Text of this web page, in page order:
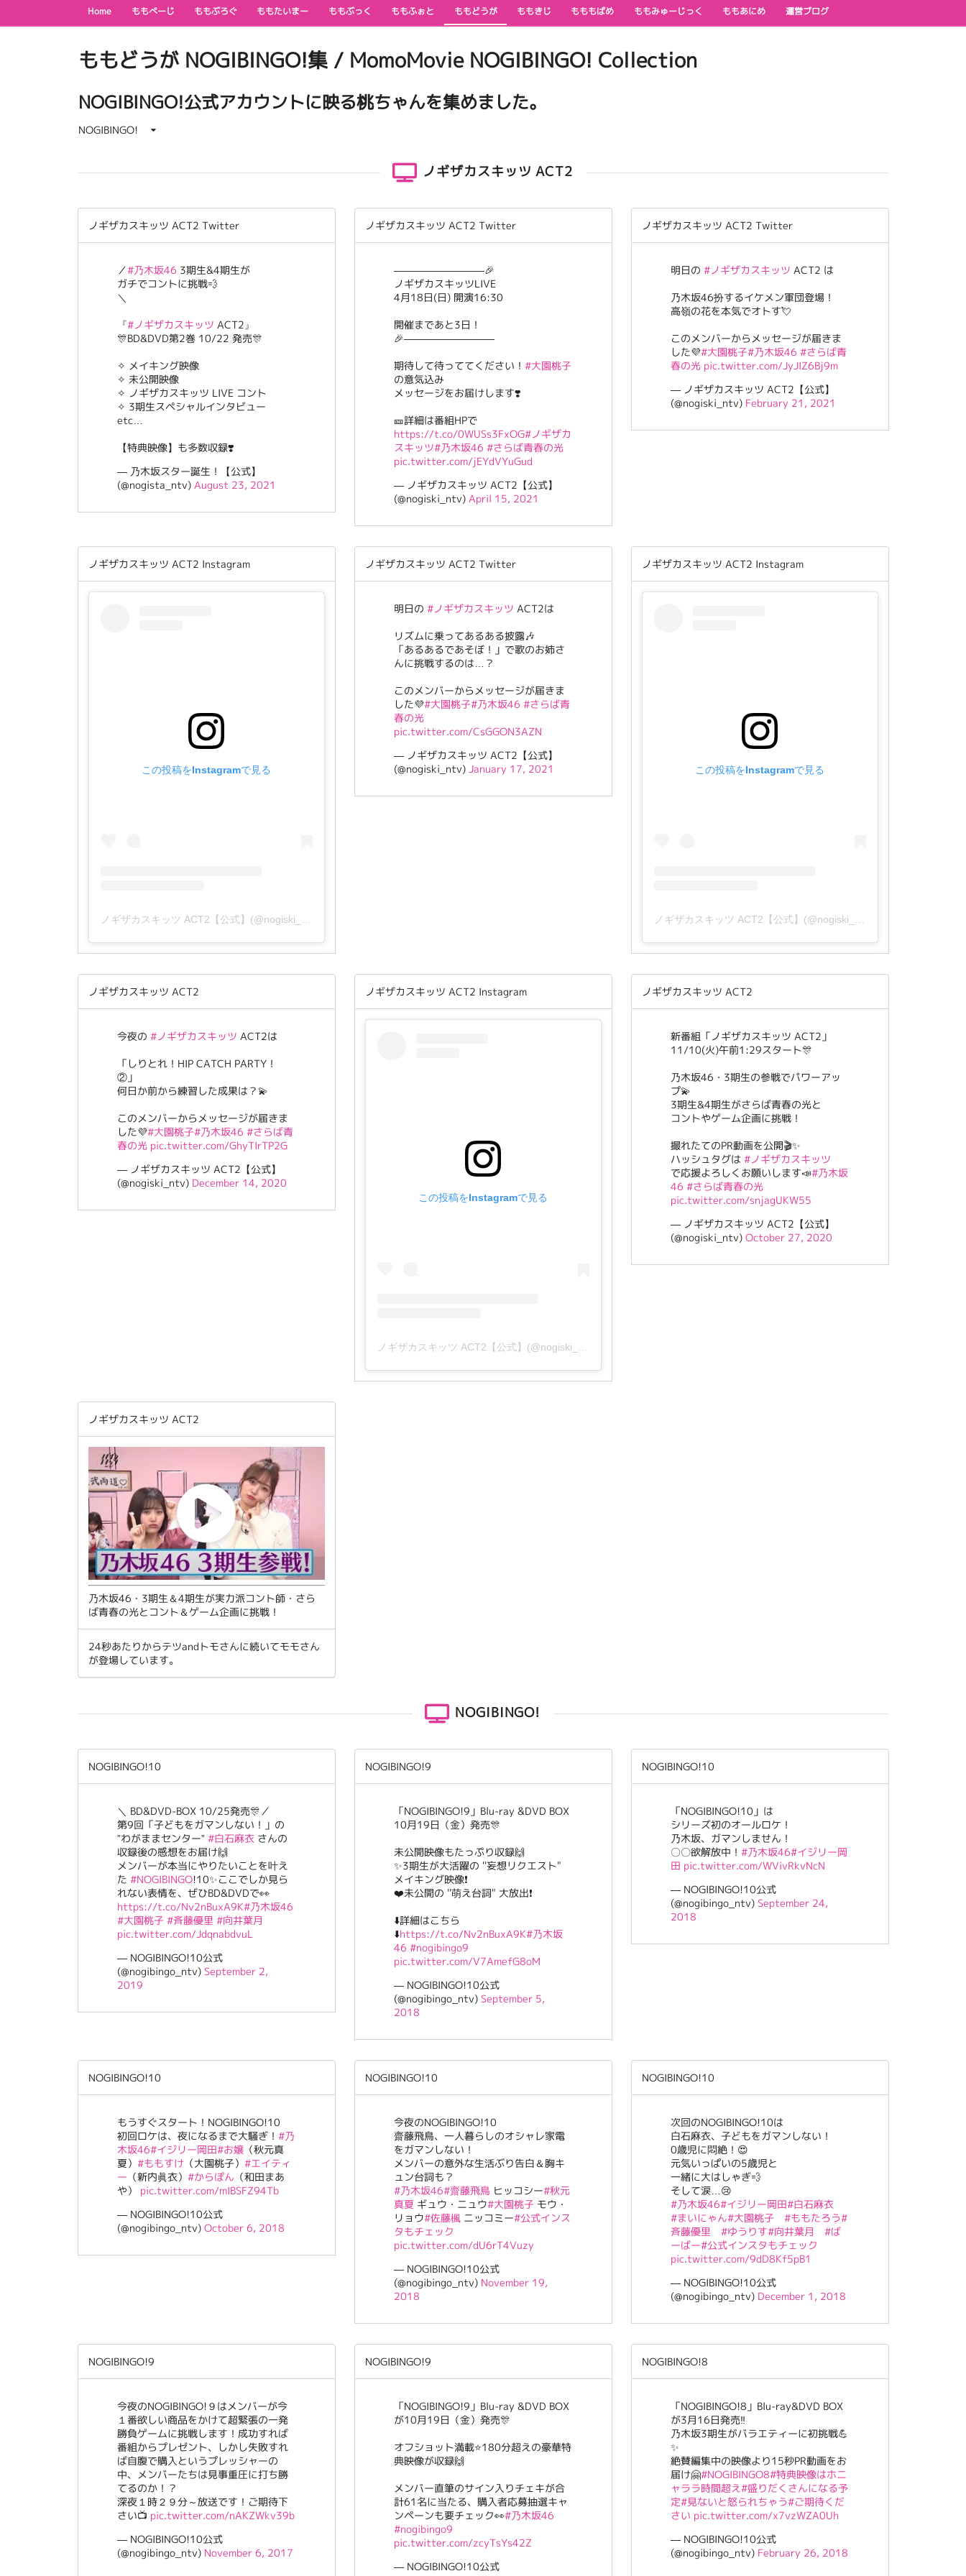
Home ももぺーじ ももぶろぐ ももたいまー ももぶっく ももふぉと ももどうが ももきじ もももばめ ももみゅーじっく ももあにめ 運営ブログ
ももどうが NOGIBINGO!集 / MomoMovie NOGIBINGO! Collection
NOGIBINGO!公式アカウントに映る桃ちゃんを集めました。
NOGIBINGO!
ノギザカスキッツ ACT2
ノギザカスキッツ ACT2 Twitter
／#乃木坂46 3期生&4期生が
ガチでコントに挑戦💨
＼
『#ノギザカスキッツ ACT2』
🎊BD&DVD第2巻 10/22 発売🎊
✧ メイキング映像
✧ 未公開映像
✧ ノギザカスキッツ LIVE コント
✧ 3期生スペシャルインタビュー
etc…
【特典映像】も多数収録❣️
— 乃木坂スター誕生！【公式】
(@nogista_ntv) August 23, 2021
ノギザカスキッツ ACT2 Twitter
—————————🎉
ノギザカスキッツLIVE
4月18日(日) 開演16:30
開催まであと3日！
🎉—————————
期待して待っててください！ #大園桃子
の意気込み
メッセージをお届けします❣️
🎫詳細は番組HPで
https://t.co/0WUSs3FxOG#ノギザカ
スキッツ#乃木坂46 #さらば青春の光
pic.twitter.com/jEYdVYuGud
— ノギザカスキッツ ACT2【公式】
(@nogiski_ntv) April 15, 2021
ノギザカスキッツ ACT2 Twitter
明日の #ノギザカスキッツ ACT2 は
乃木坂46扮するイケメン軍団登場！
高嶺の花を本気でオトす💘
このメンバーからメッセージが届きま
した💜#大園桃子#乃木坂46 #さらば青
春の光 pic.twitter.com/JyJIZ6Bj9m
— ノギザカスキッツ ACT2【公式】
(@nogiski_ntv) February 21, 2021
ノギザカスキッツ ACT2 Instagram
この投稿をInstagramで見る
ノギザカスキッツ ACT2 Twitter
明日の #ノギザカスキッツ ACT2は
リズムに乗ってあるある披露🎶
「あるあるであそぼ！」で歌のお姉さ
んに挑戦するのは…？
このメンバーからメッセージが届きま
した💜#大園桃子#乃木坂46 #さらば青
春の光
pic.twitter.com/CsGGON3AZN
— ノギザカスキッツ ACT2【公式】
(@nogiski_ntv) January 17, 2021
ノギザカスキッツ ACT2 Instagram
この投稿をInstagramで見る
ノギザカスキッツ ACT2
今夜の #ノギザカスキッツ ACT2は
「しりとれ！HIP CATCH PARTY！
②」
何日か前から練習した成果は？💫
このメンバーからメッセージが届きま
した💜#大園桃子#乃木坂46 #さらば青
春の光 pic.twitter.com/GhyTIrTP2G
— ノギザカスキッツ ACT2【公式】
(@nogiski_ntv) December 14, 2020
ノギザカスキッツ ACT2 Instagram
この投稿をInstagramで見る
ノギザカスキッツ ACT2【公式】(@nogiski_ntv)がシェアした投稿
ノギザカスキッツ ACT2
新番組「ノギザカスキッツ ACT2」
11/10(火)午前1:29スタート🎊
乃木坂46・3期生の参戦でパワーアッ
プ💫
3期生&4期生がさらば青春の光と
コントやゲーム企画に挑戦！
撮れたてのPR動画を公開🎬✨
ハッシュタグは #ノギザカスキッツ
で応援よろしくお願いします📣#乃木坂
46 #さらば青春の光
pic.twitter.com/snjagUKW55
— ノギザカスキッツ ACT2【公式】
(@nogiski_ntv) October 27, 2020
ノギザカスキッツ ACT2
乃木坂46・3期生＆4期生が実力派コント師・さら
ば青春の光とコント＆ゲーム企画に挑戦！
24秒あたりからテツandトモさんに続いてモモさん
が登場しています。
NOGIBINGO!
NOGIBINGO!10
＼ BD&DVD-BOX 10/25発売🎊／
第9回「子どもをガマンしない！」の
”わがままセンター” #白石麻衣さんの
収録後の感想をお届け🙌
メンバーが本当にやりたいことを叶え
た #NOGIBINGO!10✨ここでしか見ら
れない表情を、ぜひBD&DVDで👀
https://t.co/Nv2nBuxA9K#乃木坂46
#大園桃子 #斉藤優里 #向井葉月
pic.twitter.com/JdqnabdvuL
— NOGIBINGO!10公式
(@nogibingo_ntv) September 2,
2019
NOGIBINGO!9
「NOGIBINGO!9」Blu-ray &DVD BOX
10月19日（金）発売🎊
未公開映像もたっぷり収録🙌
✨3期生が大活躍の ''妄想リクエスト"
メイキング映像❗️
❤️未公開の ''萌え台詞" 大放出❗️
⬇️詳細はこちら
⬇️https://t.co/Nv2nBuxA9K#乃木坂
46 #nogibingo9
pic.twitter.com/V7AmefG8oM
— NOGIBINGO!10公式
(@nogibingo_ntv) September 5,
2018
NOGIBINGO!10
「NOGIBINGO!10」は
シリーズ初のオールロケ！
乃木坂、ガマンしません！
〇〇欲解放中！ #乃木坂46#イジリー岡
田 pic.twitter.com/WVivRkvNcN
— NOGIBINGO!10公式
(@nogibingo_ntv) September 24,
2018
NOGIBINGO!10
もうすぐスタート！NOGIBINGO!10
初回ロケは、夜になるまで大騒ぎ！ #乃
木坂46#イジリー岡田#お嬢（秋元真
夏） #ももすけ（大園桃子） #エイティ
ー （新内眞衣） #からぽん （和田まあ
や） pic.twitter.com/mIBSFZ94Tb
— NOGIBINGO!10公式
(@nogibingo_ntv) October 6, 2018
NOGIBINGO!10
今夜のNOGIBINGO!10
齋藤飛鳥、一人暮らしのオシャレ家電
をガマンしない！
メンバーの意外な生活ぶり告白＆胸キ
ュン台詞も？
#乃木坂46#齋藤飛鳥 ヒッコシー#秋元
真夏 ギュウ・ニュウ#大園桃子モウ・
リョウ#佐藤楓ニッコミー#公式インス
タもチェック
pic.twitter.com/dU6rT4Vuzy
— NOGIBINGO!10公式
(@nogibingo_ntv) November 19,
2018
NOGIBINGO!10
次回のNOGIBINGO!10は
白石麻衣、子どもをガマンしない！
0歳児に悶絶！😍
元気いっぱいの5歳児と
一緒に大はしゃぎ💨
そして涙…😢
#乃木坂46#イジリー岡田#白石麻衣
#まいにゃん#大園桃子 #ももたろう#
斉藤優里
#ゆうりす#向井葉月
#ば
ーばー#公式インスタもチェック
pic.twitter.com/9dD8Kf5pB1
— NOGIBINGO!10公式
(@nogibingo_ntv) December 1, 2018
NOGIBINGO!9
今夜のNOGIBINGO!９はメンバーが今
１番欲しい商品をかけて超緊張の一発
勝負ゲームに挑戦します！成功すれば
番組からプレゼント、しかし失敗すれ
ば自腹で購入というプレッシャーの
中、メンバーたちは見事重圧に打ち勝
てるのか！？
深夜１時２９分～放送です！ご期待下
さい📺 pic.twitter.com/nAKZWkv39b
— NOGIBINGO!10公式
(@nogibingo_ntv) November 6, 2017
NOGIBINGO!9
「NOGIBINGO!9」Blu-ray &DVD BOX
が10月19日（金）発売🎊
オフショット満載⭐️180分超えの豪華特
典映像が収録🙌
メンバー直筆のサイン入りチェキが合
計61名に当たる、購入者応募抽選キャ
ンペーンも要チェック👀#乃木坂46
#nogibingo9
pic.twitter.com/zcyTsYs42Z
— NOGIBINGO!10公式
NOGIBINGO!8
「NOGIBINGO!8」Blu-ray&DVD BOX
が3月16日発売‼️
乃木坂3期生がバラエティーに初挑戦💪
✨
絶賛編集中の映像より15秒PR動画をお
届け🤗#NOGIBINGO8#特典映像はホニ
ャララ時間超え#盛りだくさんになる予
定#見ないと怒られちゃう#ご期待くだ
さい pic.twitter.com/x7vzWZA0Uh
— NOGIBINGO!10公式
(@nogibingo_ntv) February 26, 2018